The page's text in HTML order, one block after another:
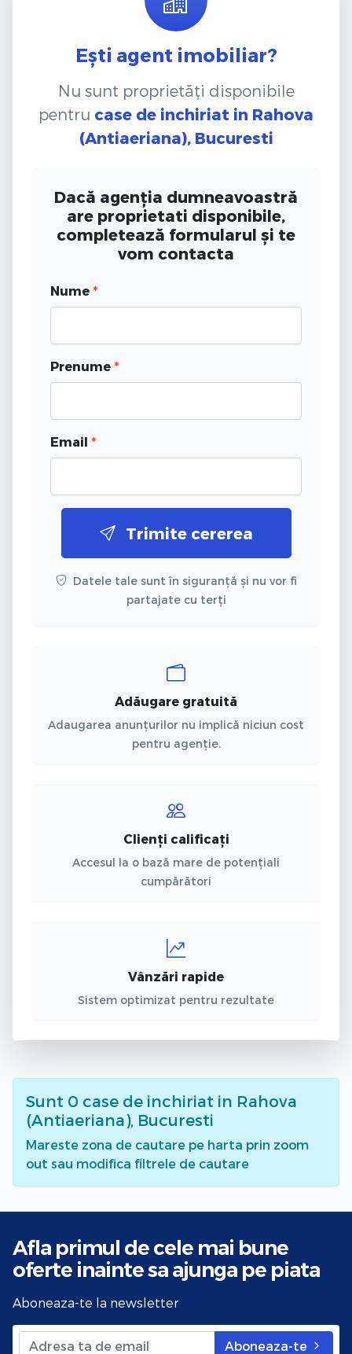
Ești agent imobiliar?
Nu sunt proprietăți disponibile
pentru case de inchiriat in Rahova
(Antiaeriana), Bucuresti
Dacă agenția dumneavoastră
are proprietati disponibile,
completează formularul și te
vom contacta
Nume *
Prenume *
Email *
Trimite cererea
Datele tale sunt în siguranță și nu vor fi
partajate cu terți
Adăugare gratuită
Adaugarea anunțurilor nu implică niciun cost
pentru agenție.
Clienți calificați
Accesul la o bază mare de potențiali
cumpărători
Vânzări rapide
Sistem optimizat pentru rezultate
Sunt 0 case de inchiriat in Rahova
(Antiaeriana), Bucuresti
Mareste zona de cautare pe harta prin zoom
out sau modifica filtrele de cautare
Afla primul de cele mai bune
oferte inainte sa ajunga pe piata
Aboneaza-te la newsletter
Aboneaza-te